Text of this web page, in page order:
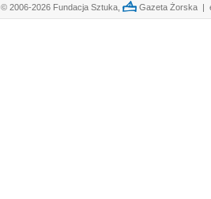
© 2006-2026 Fundacja Sztuka, Gazeta Żorska |